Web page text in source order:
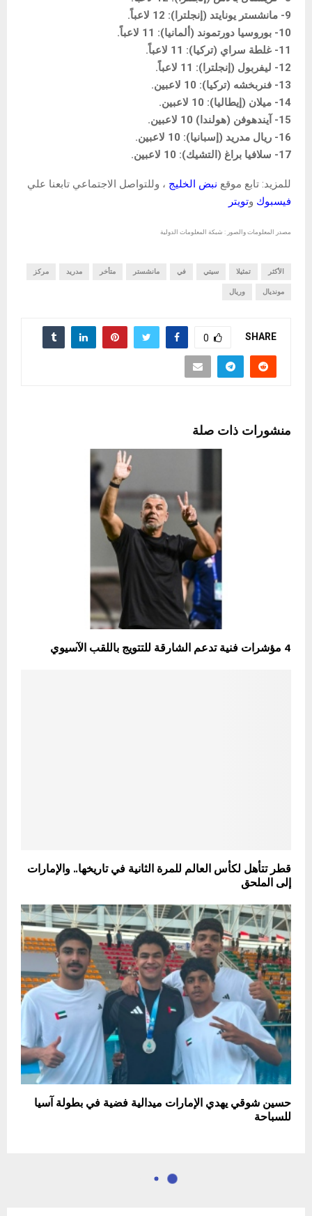
9- مانشستر يونايتد (إنجلترا): 12 لاعباً.
10- بوروسيا دورتموند (ألمانيا): 11 لاعباً.
11- غلطة سراي (تركيا): 11 لاعباً.
12- ليفربول (إنجلترا): 11 لاعباً.
13- فنربخشه (تركيا): 10 لاعبين.
14- ميلان (إيطاليا): 10 لاعبين.
15- آيندهوفن (هولندا) 10 لاعبين.
16- ريال مدريد (إسبانيا): 10 لاعبين.
17- سلافيا براغ (التشيك): 10 لاعبين.
للمزيد: تابع موقع نبض الخليج ، وللتواصل الاجتماعي تابعنا علي
فيسبوك وتويتر
مصدر المعلومات والصور : شبكة المعلومات الدولية
الأكثر تمثيلا سيتي في مانشستر متأخر مدريد مركز
مونديال وريال
SHARE
0
منشورات ذات صلة
4 مؤشرات فنية تدعم الشارقة للتتويج باللقب الآسيوي
قطر تتأهل لكأس العالم للمرة الثانية في تاريخها.. والإمارات
إلى الملحق
حسين شوقي يهدي الإمارات ميدالية فضية في بطولة آسيا
للسباحة